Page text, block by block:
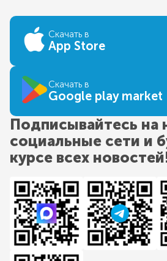
Скачать в
App Store
Скачать в
Google play market
Подписывайтесь на
социальные сети и
курсе всех